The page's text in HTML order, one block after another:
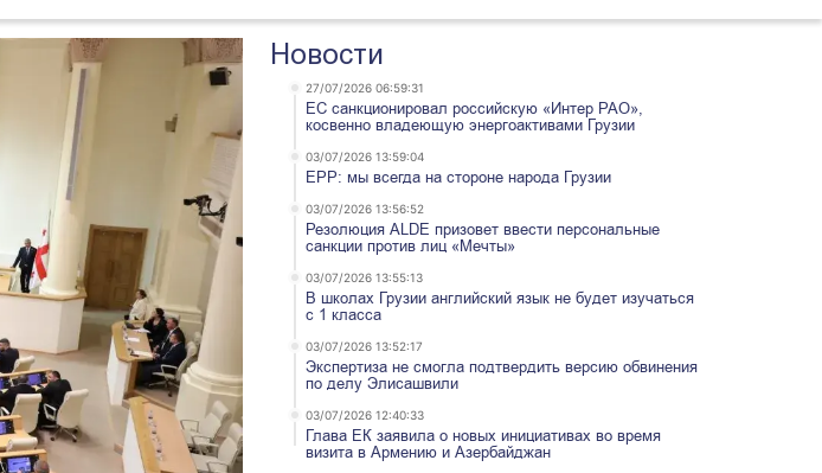
Новости
27/07/2026 06:59:31
ЕС санкционировал российскую «Интер РАО»,
косвенно владеющую энергоактивами Грузии
03/07/2026 13:59:04
EPP: мы всегда на стороне народа Грузии
03/07/2026 13:56:52
Резолюция ALDE призовет ввести персональные
санкции против лиц «Мечты»
03/07/2026 13:55:13
В школах Грузии английский язык не будет изучаться
с 1 класса
03/07/2026 13:52:17
Экспертиза не смогла подтвердить версию обвинения
по делу Элисашвили
03/07/2026 12:40:33
Глава ЕК заявила о новых инициативах во время
визита в Армению и Азербайджан